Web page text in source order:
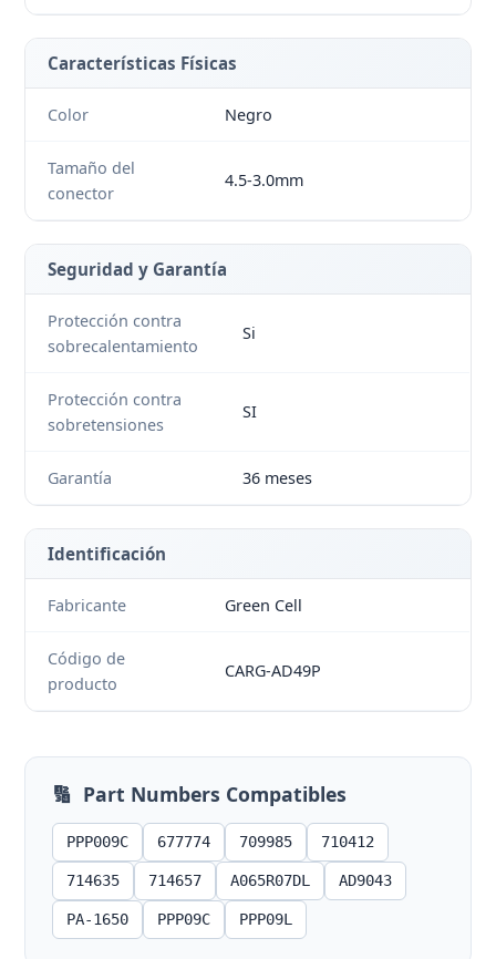
Características Físicas
Color Negro
Tamaño del
conector
4.5-3.0mm
Seguridad y Garantía
Protección contra
sobrecalentamiento
Si
Protección contra
sobretensiones
SI
Garantía 36 meses
Identificación
Fabricante Green Cell
Código de
producto
CARG-AD49P
🔢 Part Numbers Compatibles
PPP009C 677774 709985 710412
714635 714657 A065R07DL AD9043
PA-1650 PPP09C PPP09L